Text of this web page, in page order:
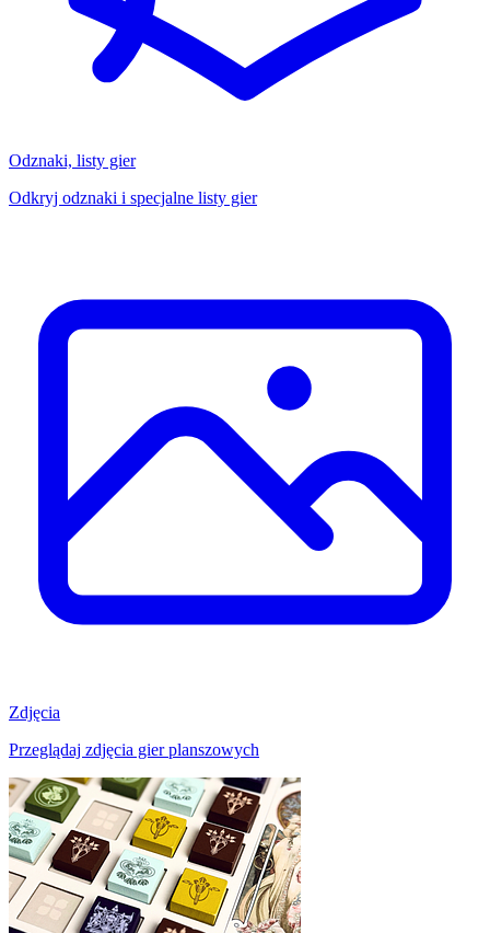
Odznaki, listy gier
Odkryj odznaki i specjalne listy gier
Zdjęcia
Przeglądaj zdjęcia gier planszowych